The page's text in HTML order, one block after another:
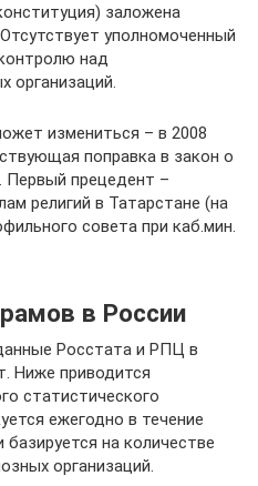
заложена
уполномоченный
над
организаций.
измениться – в 2008
поправка в закон о
Первый прецедент –
религий в Татарстане (на
совета при каб.мин.
в России
Росстата и РПЦ в
Ниже приводится
статистического
ежегодно в течение
на количестве
организаций.